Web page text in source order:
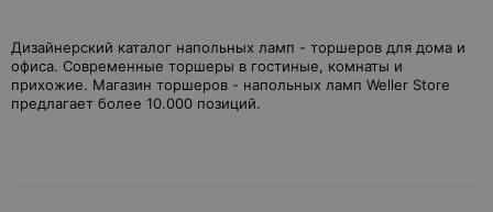
Дизайнерский каталог напольных ламп - торшеров для дома и
офиса. Современные торшеры в гостиные, комнаты и
прихожие. Магазин торшеров - напольных ламп Weller Store
предлагает более 10.000 позиций.